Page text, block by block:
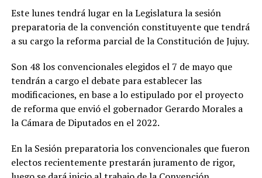
Este lunes tendrá lugar en la Legislatura la sesión
preparatoria de la convención constituyente que tendrá
a su cargo la reforma parcial de la Constitución de Jujuy.
Son 48 los convencionales elegidos el 7 de mayo que
tendrán a cargo el debate para establecer las
modificaciones, en base a lo estipulado por el proyecto
de reforma que envió el gobernador Gerardo Morales a
la Cámara de Diputados en el 2022.
En la Sesión preparatoria los convencionales que fueron
electos recientemente prestarán juramento de rigor,